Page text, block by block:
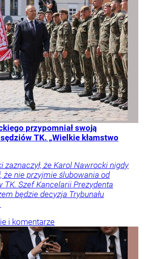
przypomniał swoją
TK. „Wielkie kłamstwo
zaznaczył, że Karol Nawrocki nigdy
że nie przyjmie ślubowania od
TK. Szef Kancelarii Prezydenta
będzie decyzja Trybunału
i komentarze